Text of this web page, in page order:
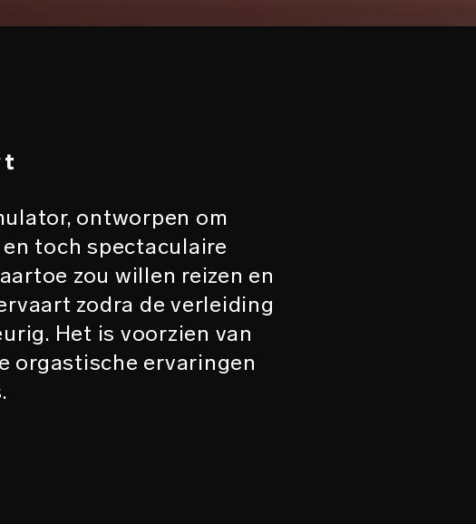
ontworpen om
toch spectaculaire
zou willen reizen en
zodra de verleiding
Het is voorzien van
orgastische ervaringen